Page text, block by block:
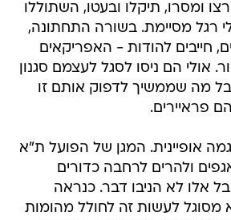
ומסרו, תיקלו ובעטו, השתוללו
רגל מסיימת. בשורה התחתונה,
חייבים להודות - האפריקאים
אולי הם ניסו לסגל לעצמם סגנון
מה שממשיך לדפוק אותם זו
פראיירים.
אופיינית. המגן של הפועל ת"א
ולהרים לרחבה כדורים
אלו לא הניבו דבר. כנראה
לעשות זה לחולל מהומות